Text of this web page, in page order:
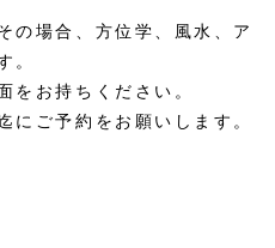
の場合、方位学、風水、ア
。
をお持ちください。
ご予約をお願いします。